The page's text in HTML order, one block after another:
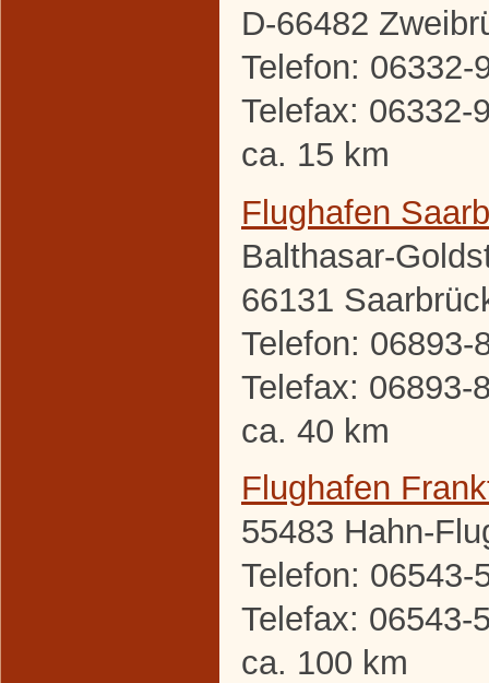
D-66482
Telefon: 06332-
Telefax: 06332-
ca. 15 km
Flughafen
Balthasar-
66131
Telefon: 06893-
Telefax: 06893-
ca. 40 km
Flughafen
55483 Hahn-
Telefon: 06543-
Telefax: 06543-
ca. 100 km